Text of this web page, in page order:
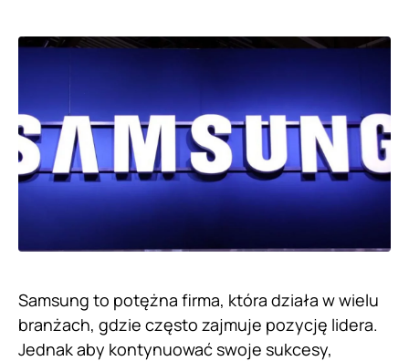
Samsung to potężna firma, która działa w wielu
branżach, gdzie często zajmuje pozycję lidera.
Jednak aby kontynuować swoje sukcesy,